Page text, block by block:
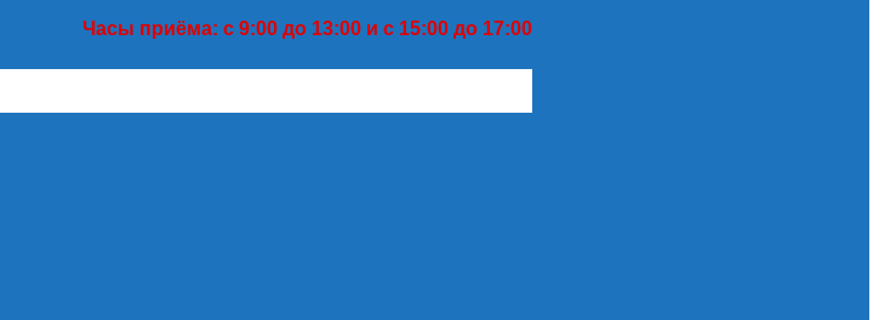
Часы приёма: с 9:00 до 13:00 и с 15:00 до 17:00